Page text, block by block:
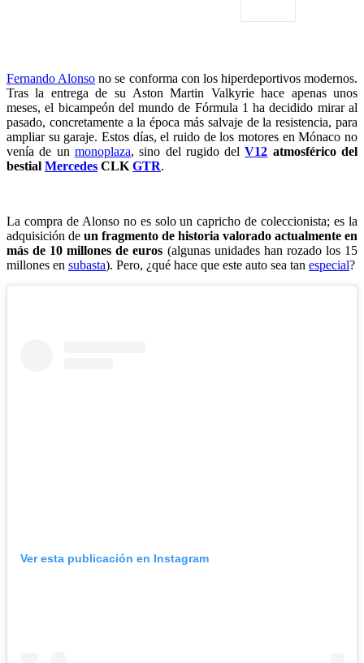
Fernando Alonso no se conforma con los hiperdeportivos modernos.
Tras la entrega de su Aston Martin Valkyrie hace apenas unos
meses, el bicampeón del mundo de Fórmula 1 ha decidido mirar al
pasado, concretamente a la época más salvaje de la resistencia, para
ampliar su garaje. Estos días, el ruido de los motores en Mónaco no
venía de un monoplaza, sino del rugido delV12 atmosférico del
bestial Mercedes CLK GTR.
La compra de Alonso no es solo un capricho de coleccionista; es la
adquisición de un fragmento de historia valorado actualmente en
más de 10 millones de euros (algunas unidades han rozado los 15
millones en subasta). Pero, ¿qué hace que este auto sea tan especial?
Ver esta publicación en Instagram